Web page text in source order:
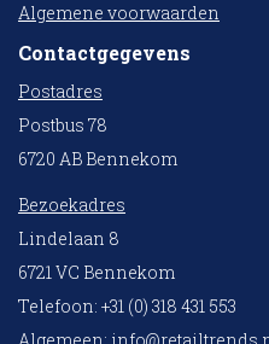
Algemene voorwaarden
Contactgegevens
Postadres
Postbus 78
6720 AB Bennekom
Bezoekadres
Lindelaan 8
6721 VC Bennekom
Telefoon: +31 (0) 318 431 553